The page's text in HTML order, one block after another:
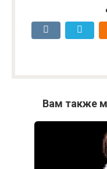
Вам также